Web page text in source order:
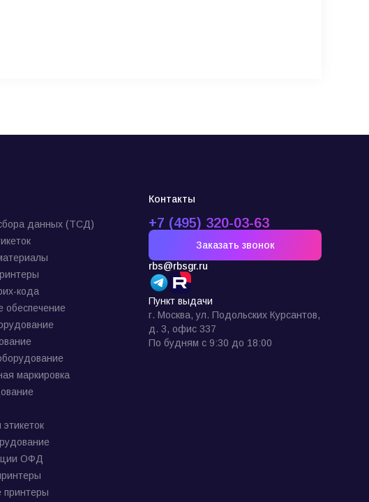
данных (ТСД)
кода
обеспечение
маркировка
ОФД
Контакты
+7 (495) 320-03-63
Заказать звонок
rbs@rbsgr.ru
Пункт выдачи
г. Москва, ул. Подольских Курсантов,
д. 3, офис 337
По будням с 9:30 до 18:00